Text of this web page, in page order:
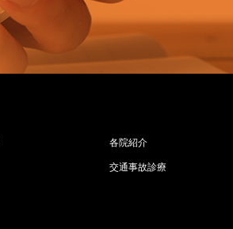
各院紹介
交通事故診療